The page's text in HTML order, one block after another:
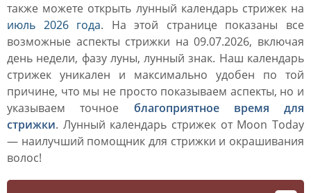
также можете открыть лунный календарь стрижек на
июль 2026 года. На этой странице показаны все
возможные аспекты стрижки на 09.07.2026, включая
день недели, фазу луны, лунный знак. Наш календарь
стрижек уникален и максимально удобен по той
причине, что мы не просто показываем аспекты, но и
указываем точное благоприятное время для
стрижки. Лунный календарь стрижек от Moon Today
— наилучший помощник для стрижки и окрашивания
волос!